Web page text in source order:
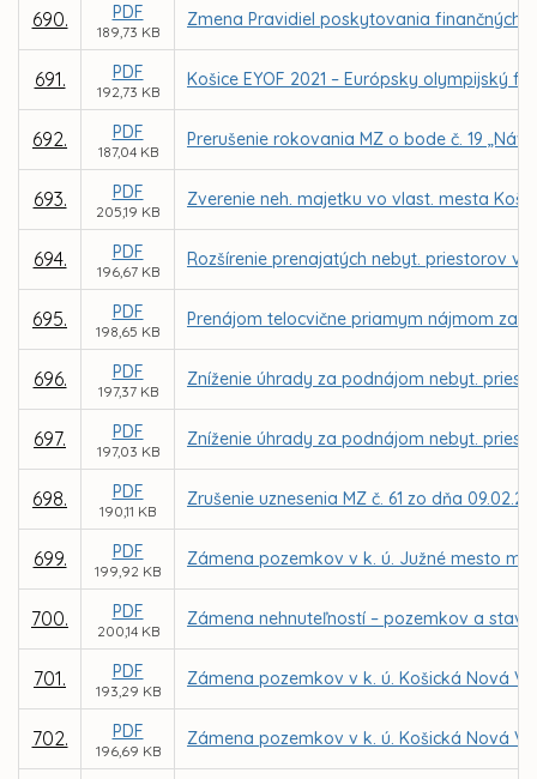
690. PDF
189,73 KB
Zmena Pravidiel poskytovania finančných
691. PDF
192,73 KB
Košice EYOF 2021 – Európsky olympijský
692. PDF
187,04 KB
Prerušenie rokovania MZ o bode č. 19
693. PDF
205,19 KB
Zverenie neh. majetku vo vlast. mesta
694. PDF
196,67 KB
Rozšírenie prenajatých nebyt. priestorov v
695. PDF
198,65 KB
Prenájom telocvične priamym nájmom za
696. PDF
197,37 KB
Zníženie úhrady za podnájom nebyt.
697. PDF
197,03 KB
Zníženie úhrady za podnájom nebyt.
698. PDF
190,11 KB
Zrušenie uznesenia MZ č. 61 zo dňa
699. PDF
199,92 KB
Zámena pozemkov v k. ú. Južné mesto
700. PDF
200,14 KB
Zámena nehnuteľností – pozemkov a
701. PDF
193,29 KB
Zámena pozemkov v k. ú. Košická Nová
702. PDF
196,69 KB
Zámena pozemkov v k. ú. Košická Nová